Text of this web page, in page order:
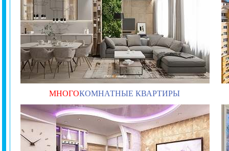
МНОГОКОМНАТНЫЕ КВАРТИРЫ